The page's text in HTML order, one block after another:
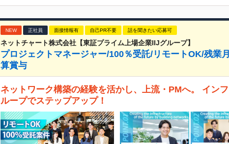
NEW 正社員 面接情報有 自己PR不要 話を聞きたい応募可
ネットチャート株式会社【東証プライム上場企業IIJグループ】
プロジェクトマネージャー/100％受託/リモートOK/残業
算賞与
ネットワーク構築の経験を活かし、上流・PMへ。 イン
ループでステップアップ！